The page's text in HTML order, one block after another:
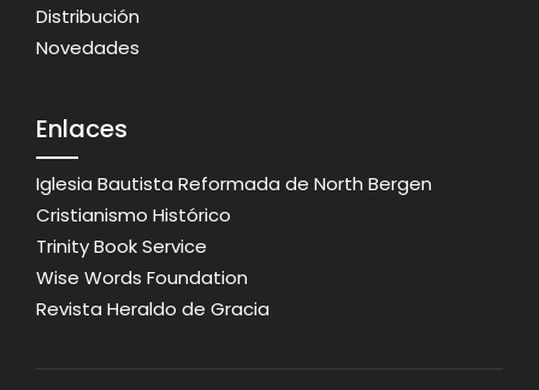
Distribución
Novedades
Enlaces
Iglesia Bautista Reformada de North Bergen
Cristianismo Histórico
Trinity Book Service
Wise Words Foundation
Revista Heraldo de Gracia